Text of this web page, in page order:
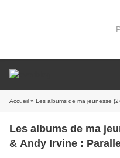
Accueil » Les albums de ma jeunesse
Les albums de ma
& Andy Irvine :